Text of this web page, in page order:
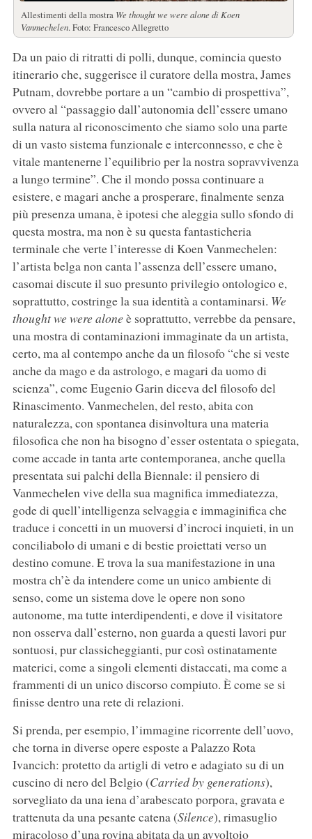
Allestimenti della mostra We thought we were alone di Koen
Vanmechelen. Foto: Francesco Allegretto
Da un paio di ritratti di polli, dunque, comincia questo
itinerario che, suggerisce il curatore della mostra, James
Putnam, dovrebbe portare a un “cambio di prospettiva”,
ovvero al “passaggio dall’autonomia dell’essere umano
sulla natura al riconoscimento che siamo solo una parte
di un vasto sistema funzionale e interconnesso, e che è
vitale mantenerne l’equilibrio per la nostra sopravvivenza
a lungo termine”. Che il mondo possa continuare a
esistere, e magari anche a prosperare, finalmente senza
più presenza umana, è ipotesi che aleggia sullo sfondo di
questa mostra, ma non è su questa fantasticheria
terminale che verte l’interesse di Koen Vanmechelen:
l’artista belga non canta l’assenza dell’essere umano,
casomai discute il suo presunto privilegio ontologico e,
soprattutto, costringe la sua identità a contaminarsi. We
thought we were aloneè soprattutto, verrebbe da pensare,
una mostra di contaminazioni immaginate da un artista,
certo, ma al contempo anche da un filosofo “che si veste
anche da mago e da astrologo, e magari da uomo di
scienza”, come Eugenio Garin diceva del filosofo del
Rinascimento. Vanmechelen, del resto, abita con
naturalezza, con spontanea disinvoltura una materia
filosofica che non ha bisogno d’esser ostentata o spiegata,
come accade in tanta arte contemporanea, anche quella
presentata sui palchi della Biennale: il pensiero di
Vanmechelen vive della sua magnifica immediatezza,
gode di quell’intelligenza selvaggia e immaginifica che
traduce i concetti in un muoversi d’incroci inquieti, in un
conciliabolo di umani e di bestie proiettati verso un
destino comune. E trova la sua manifestazione in una
mostra ch’è da intendere come un unico ambiente di
senso, come un sistema dove le opere non sono
autonome, ma tutte interdipendenti, e dove il visitatore
non osserva dall’esterno, non guarda a questi lavori pur
sontuosi, pur classicheggianti, pur così ostinatamente
materici, come a singoli elementi distaccati, ma come a
frammenti di un unico discorso compiuto. È come se si
finisse dentro una rete di relazioni.
Si prenda, per esempio, l’immagine ricorrente dell’uovo,
che torna in diverse opere esposte a Palazzo Rota
Ivancich: protetto da artigli di vetro e adagiato su di un
cuscino di nero del Belgio (Carried by generations),
sorvegliato da una iena d’arabescato porpora, gravata e
trattenuta da una pesante catena (Silence), rimasuglio
miracoloso d’una rovina abitata da un avvoltoio